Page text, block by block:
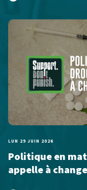
LUN 29 JUIN 2026
Politique en
appelle à